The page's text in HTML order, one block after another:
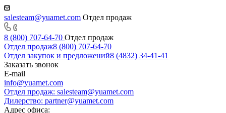
salesteam@yuamet.com Отдел продаж
8 (800) 707-64-70 Отдел продаж
Отдел продаж8 (800) 707-64-70
Отдел закупок и предложений8 (4832) 34-41-41
Заказать звонок
E-mail
info@yuamet.com
Отдел продаж: salesteam@yuamet.com
Дилерство: partner@yuamet.com
Адрес офиса: